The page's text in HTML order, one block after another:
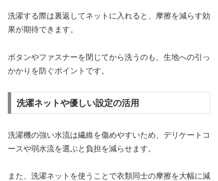
洗濯する際は裏返してネットに入れると、摩擦を減らす効
果が期待できます。
ボタンやファスナーを閉じてから洗うのも、生地への引っ
かかりを防ぐポイントです。
洗濯ネットや優しい設定の活用
洗濯機の強い水流は繊維を傷めやすいため、デリケートコ
ースや弱水流を選ぶと負担を減らせます。
また、洗濯ネットを使うことで衣類同士の摩擦を大幅に減